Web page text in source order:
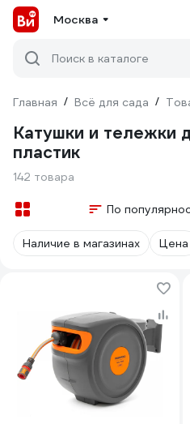
Москва
Поиск в каталоге
Главная / Всё для сада /
Катушки и тележки
пластик
142 товара
По
Наличие в магазинах Цена